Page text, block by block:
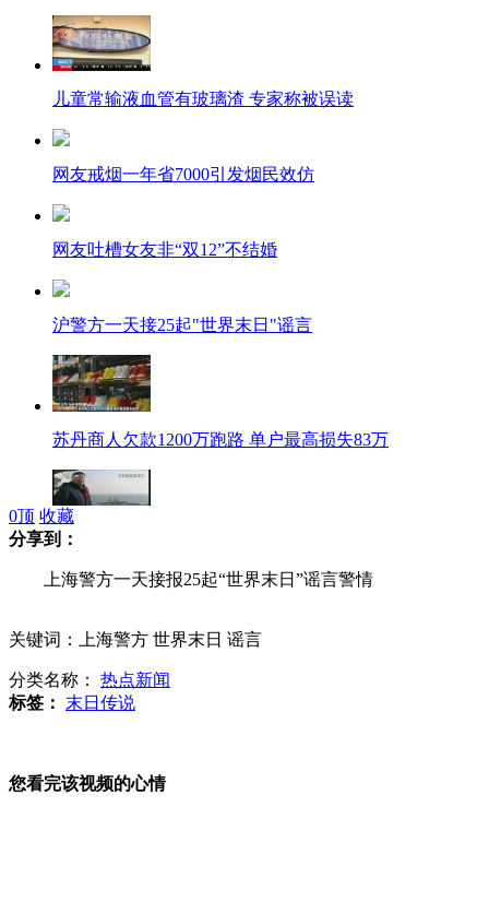
儿童常输液血管有玻璃渣 专家称被误读
网友戒烟一年省7000引发烟民效仿
网友吐槽女友非“双12”不结婚
沪警方一天接25起"世界末日"谣言
苏丹商人欠款1200万跑路 单户最高损失83万
罗阳被追授"航空工业劳模"称号
拍客：醉酒女子夜卧雪地
莫言瑞典受访望获奖能推动文学发展
0顶 收藏
分享到：
上海警方一天接报25起“世界末日”谣言警情
关键词：上海警方 世界末日 谣言
分类名称： 热点新闻
标签：
末日传说
您看完该视频的心情